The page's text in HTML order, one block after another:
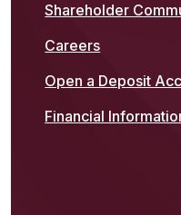
Shareholder
Careers
Open a Deposit
Financial